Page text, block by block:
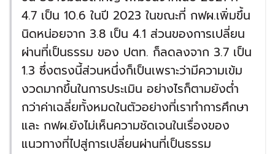
4.7 เป็น 10.6 ในปี 2023 ในขณะที่ กฟผ.เพิ่มขึ้น
นิดหน่อยจาก 3.8 เป็น 4.1 ส่วนของการเปลี่ยน
ผ่านที่เป็นธรรม ของ ปตท. ก็ลดลงจาก 3.7 เป็น
1.3 ซึ่งตรงนี้ส่วนหนึ่งก็เป็นเพราะว่ามีความเข้ม
งวดมากขึ้นในการประเมิน อย่างไรก็ตามยังต่ำ
กว่าค่าเฉลี่ยทั้งหมดในตัวอย่างที่เราทำการศึกษา
และ กฟผ.ยังไม่เห็นความชัดเจนในเรื่องของ
แนวทางที่ไปสู่การเปลี่ยนผ่านที่เป็นธรรม